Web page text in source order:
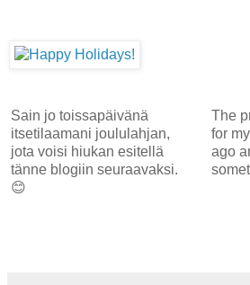
Sain jo toissapäivänä
itsetilaamani joululahjan,
jota voisi hiukan esitellä
tänne blogiin seuraavaksi.
😊
The
for
ago